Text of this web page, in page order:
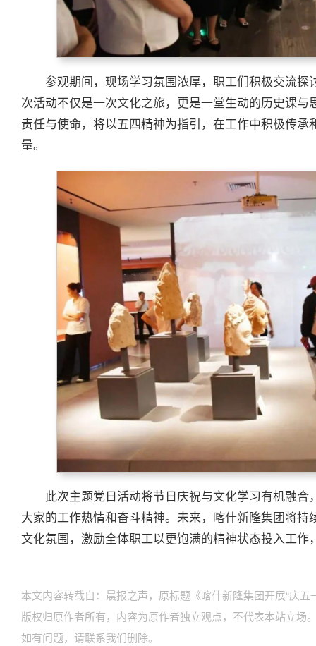
参观期间，现场学习氛围浓厚，职工们积极交流
次活动不仅是一次文化之旅，更是一堂生动的历史课
责任与使命，将以五四精神为指引，在工作中积极传
量。
此次主题党日活动将节日庆祝与文化学习有机融
大家的工作热情和奋斗精神。未来，喀什新隆集团将
文化氛围，激励全体职工以更饱满的精神状态投入工作
本文内容转载自：晨报之声，原标题《喀什新隆集团开展“庆
版权归原作者所有，内容为原作者独立观点，不代表本站立场
如有问题，请联系我们删除。